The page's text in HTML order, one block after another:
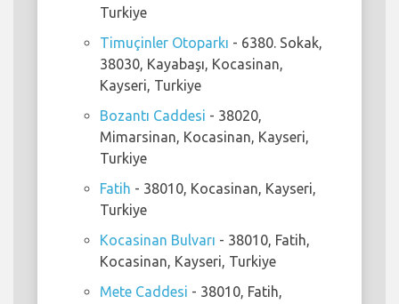
Turkiye
Timuçinler Otoparkı - 6380. Sokak,
38030, Kayabaşı, Kocasinan,
Kayseri, Turkiye
Bozantı Caddesi - 38020,
Mimarsinan, Kocasinan, Kayseri,
Turkiye
Fatih - 38010, Kocasinan, Kayseri,
Turkiye
Kocasinan Bulvarı - 38010, Fatih,
Kocasinan, Kayseri, Turkiye
Mete Caddesi - 38010, Fatih,